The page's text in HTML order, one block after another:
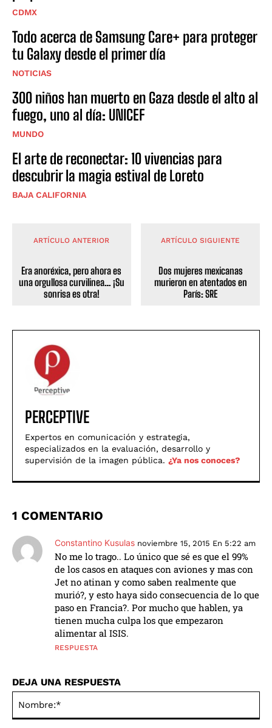
CDMX
Todo acerca de Samsung Care+ para proteger
tu Galaxy desde el primer día
NOTICIAS
300 niños han muerto en Gaza desde el alto al
fuego, uno al día: UNICEF
MUNDO
El arte de reconectar: 10 vivencias para
descubrir la magia estival de Loreto
BAJA CALIFORNIA
ARTÍCULO ANTERIOR
Era anoréxica, pero ahora es
una orgullosa curvilinea… ¡Su
sonrisa es otra!
ARTÍCULO SIGUIENTE
Dos mujeres mexicanas
murieron en atentados en
París: SRE
PERCEPTIVE
Expertos en comunicación y estrategia,
especializados en la evaluación, desarrollo y
supervisión de la imagen pública. ¿Ya nos conoces?
1 COMENTARIO
Constantino Kusulas noviembre 15, 2015 En 5:22 am
No me lo trago.. Lo único que sé es que el 99%
de los casos en ataques con aviones y mas con
Jet no atinan y como saben realmente que
murió?, y esto haya sido consecuencia de lo que
paso en Francia?. Por mucho que hablen, ya
tienen mucha culpa los que empezaron
alimentar al ISIS.
RESPUESTA
DEJA UNA RESPUESTA